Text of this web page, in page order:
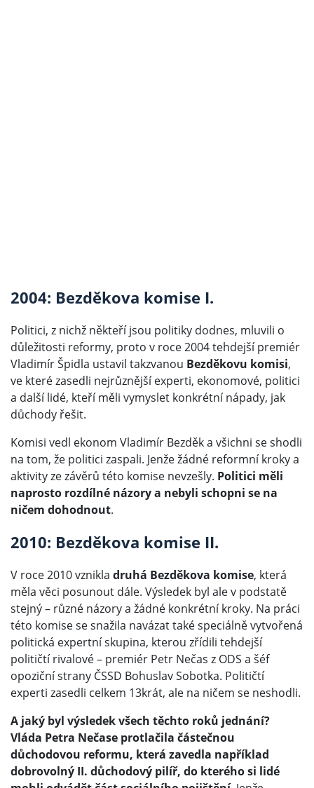
2004: Bezděkova komise I.
Politici, z nichž někteří jsou politiky dodnes, mluvili o
důležitosti reformy, proto v roce 2004 tehdejší premiér
Vladimír Špidla ustavil takzvanou Bezděkovu komisi,
ve které zasedli nejrůznější experti, ekonomové, politici
a další lidé, kteří měli vymyslet konkrétní nápady, jak
důchody řešit.
Komisi vedl ekonom Vladimír Bezděk a všichni se shodli
na tom, že politici zaspali. Jenže žádné reformní kroky a
aktivity ze závěrů této komise nevzešly. Politici měli
naprosto rozdílné názory a nebyli schopni se na
ničem dohodnout.
2010: Bezděkova komise II.
V roce 2010 vznikla druhá Bezděkova komise, která
měla věci posunout dále. Výsledek byl ale v podstatě
stejný – různé názory a žádné konkrétní kroky. Na práci
této komise se snažila navázat také speciálně vytvořená
politická expertní skupina, kterou zřídili tehdejší
političtí rivalové – premiér Petr Nečas z ODS a šéf
opoziční strany ČSSD Bohuslav Sobotka. Političtí
experti zasedli celkem 13krát, ale na ničem se neshodli.
A jaký byl výsledek všech těchto roků jednání?
Vláda Petra Nečase protlačila částečnou
důchodovou reformu, která zavedla například
dobrovolný II. důchodový pilíř, do kterého si lidé